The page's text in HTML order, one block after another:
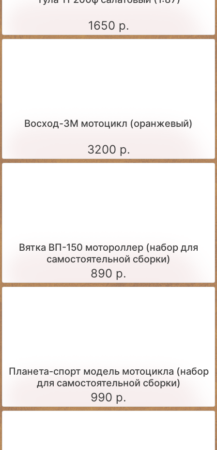
1650 р.
Восход-3М мотоцикл (оранжевый)
3200 р.
Вятка ВП-150 мотороллер (набор для
самостоятельной сборки)
890 р.
Планета-спорт модель мотоцикла (набор
для самостоятельной сборки)
990 р.